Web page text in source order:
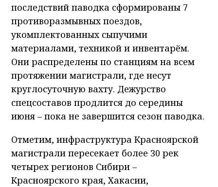
последствий паводка сформированы 7
противоразмывных поездов,
укомплектованных сыпучими
материалами, техникой и инвентарём.
Они распределены по станциям на всем
протяжении магистрали, где несут
круглосуточную вахту. Дежурство
спецсоставов продлится до середины
июня – пока не завершится сезон паводка.
Отметим, инфраструктура Красноярской
магистрали пересекает более 30 рек
четырех регионов Сибири –
Красноярского края, Хакасии,